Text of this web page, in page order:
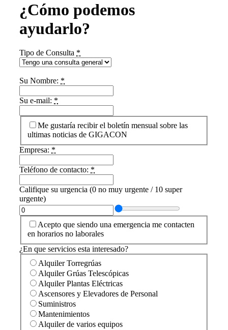
¿Cómo podemos
ayudarlo?
Tipo de Consulta *
Su Nombre: *
Su e-mail: *
Me gustaría recibir el boletín mensual sobre las
ultimas noticias de GIGACON
Empresa: *
Teléfono de contacto: *
Califique su urgencia (0 no muy urgente / 10 super
urgente)
Acepto que siendo una emergencia me contacten
en horarios no laborales
¿En que servicios esta interesado?
Alquiler Torregrúas
Alquiler Grúas Telescópicas
Alquiler Plantas Eléctricas
Ascensores y Elevadores de Personal
Suministros
Mantenimientos
Alquiler de varios equipos